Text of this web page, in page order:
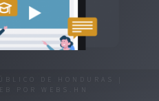
DE HONDURAS |
POR
WEBS.HN